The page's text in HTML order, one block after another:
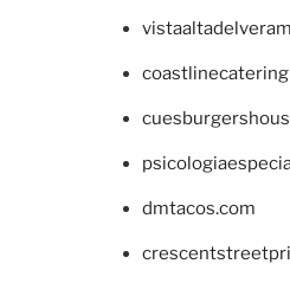
dmtacos.com